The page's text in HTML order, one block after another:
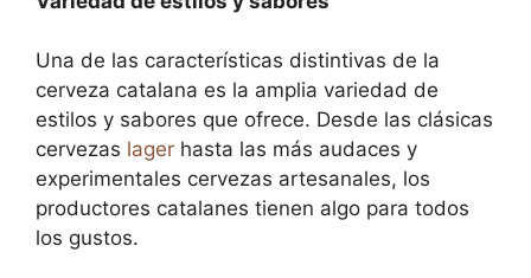
Una de las características distintivas de la
cerveza catalana es la amplia variedad de
estilos y sabores que ofrece. Desde las clásicas
cervezas lager hasta las más audaces y
experimentales cervezas artesanales, los
productores catalanes tienen algo para todos
los gustos.